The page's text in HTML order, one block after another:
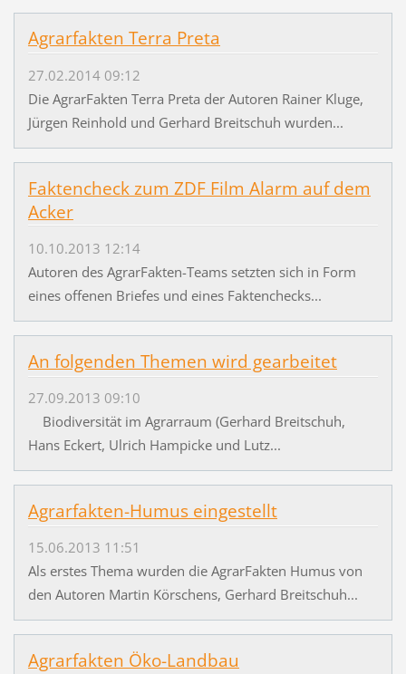
Agrarfakten Terra Preta
27.02.2014 09:12
Die AgrarFakten Terra Preta der Autoren Rainer Kluge,
Jürgen Reinhold und Gerhard Breitschuh wurden...
Faktencheck zum ZDF Film Alarm auf dem
Acker
10.10.2013 12:14
Autoren des AgrarFakten-Teams setzten sich in Form
eines offenen Briefes und eines Faktenchecks...
An folgenden Themen wird gearbeitet
27.09.2013 09:10
Biodiversität im Agrarraum (Gerhard Breitschuh,
Hans Eckert, Ulrich Hampicke und Lutz...
Agrarfakten-Humus eingestellt
15.06.2013 11:51
Als erstes Thema wurden die AgrarFakten Humus von
den Autoren Martin Körschens, Gerhard Breitschuh...
Agrarfakten Öko-Landbau